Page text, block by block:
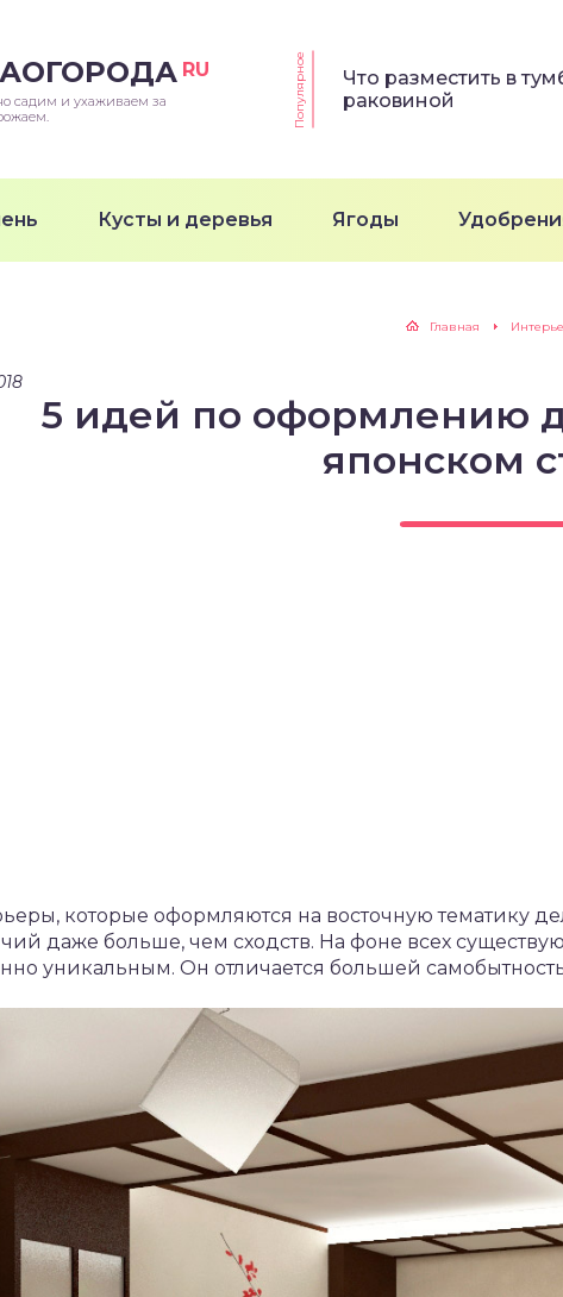
RU
садим и ухаживаем за
Популярное
Что разместить в
раковиной
Кусты и деревья Ягоды
Главная
5 идей по оформлению
японском
которые оформляются на восточную тематику
даже больше, чем сходств. На фоне всех
уникальным. Он отличается большей